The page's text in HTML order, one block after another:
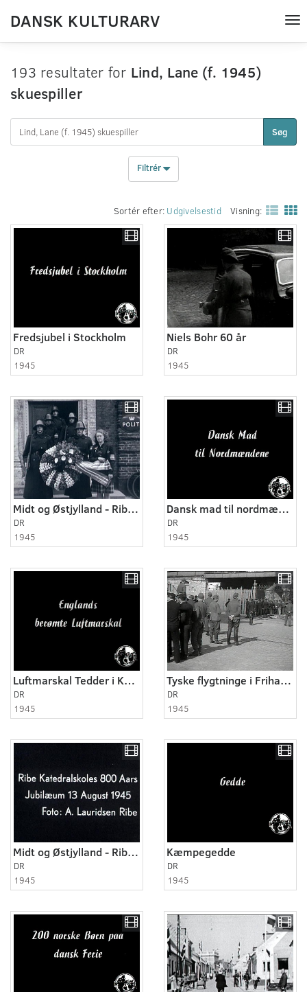
DANSK KULTURARV
193 resultater for Lind, Lane (f. 1945)
skuespiller
Søg
Filtrér
Sortér efter: Udgivelsestid Visning:
Fredsjubel i Stockholm
DR
1945
Niels Bohr 60 år
DR
1945
Midt og Østjylland - Ribe 1945
DR
1945
Dansk mad til nordmændene
DR
1945
Luftmarskal Tedder i Kastrup
DR
1945
Tyske flygtninge i Frihavnen
DR
1945
Midt og Østjylland - Ribe 1945
DR
1945
Kæmpegedde
DR
1945